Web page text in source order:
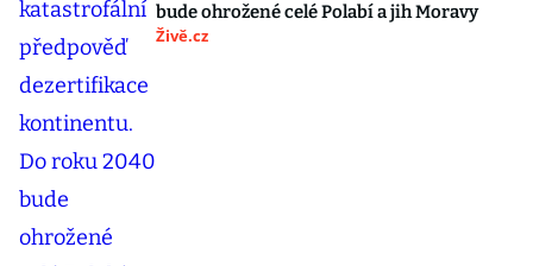
bude ohrožené celé Polabí a jih Moravy
Živě.cz